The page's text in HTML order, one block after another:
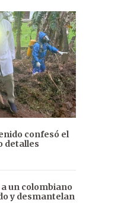
confesó el
detalles
un colombiano
y desmantelan